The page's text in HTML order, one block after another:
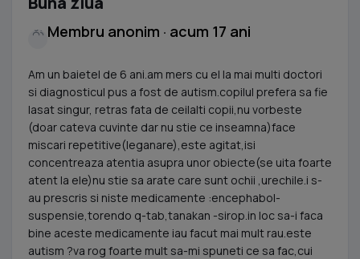
Membru anonim · acum 17 ani
Am un baietel de 6 ani.am mers cu el la mai multi doctori
si diagnosticul pus a fost de autism.copilul prefera sa fie
lasat singur, retras fata de ceilalti copii,nu vorbeste
(doar cateva cuvinte dar nu stie ce inseamna)face
miscari repetitive(leganare),este agitat,isi
concentreaza atentia asupra unor obiecte(se uita foarte
atent la ele)nu stie sa arate care sunt ochii ,urechile.i s-
au prescris si niste medicamente :encephabol-
suspensie,torendo q-tab,tanakan -sirop.in loc sa-i faca
bine aceste medicamente iau facut mai mult rau.este
autism ?va rog foarte mult sa-mi spuneti ce sa fac,cui